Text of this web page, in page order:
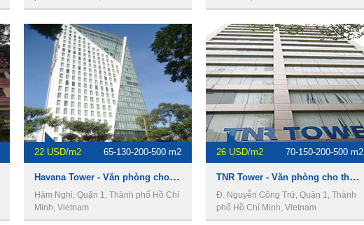
22 USD/m2 65-130-200-500 m2
Havana Tower - Văn phòng cho thuê quận 1
Hàm Nghi, Quận 1, Thành phố Hồ Chí
Minh, Vietnam
26 USD/m2 70-150-200-500 m2
TNR Tower - Văn phòng cho thuê quận 1.
Đ. Nguyễn Công Trứ, Quận 1, Thành
phố Hồ Chí Minh, Vietnam